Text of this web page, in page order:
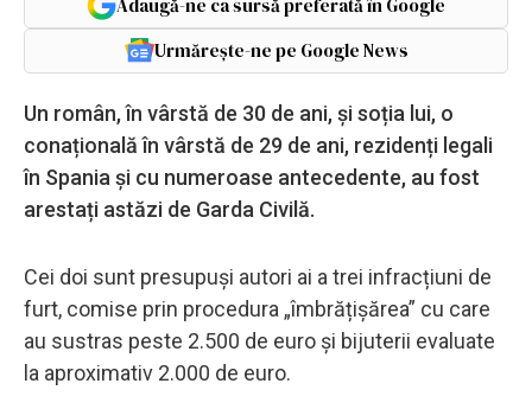
Urmărește-ne pe Google News
Un român, în vârstă de 30 de ani, și soția lui, o
conațională în vârstă de 29 de ani, rezidenți legali
în Spania și cu numeroase antecedente, au fost
arestați astăzi de Garda Civilă.
Cei doi sunt presupuși autori ai a trei infracțiuni de
furt, comise prin procedura „îmbrățișărea” cu care
au sustras peste 2.500 de euro și bijuterii evaluate
la aproximativ 2.000 de euro.